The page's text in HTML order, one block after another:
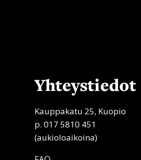
Yhteystiedot
Kauppakatu 25, Kuopio
p. 017 5810 451
(aukioloaikoina)